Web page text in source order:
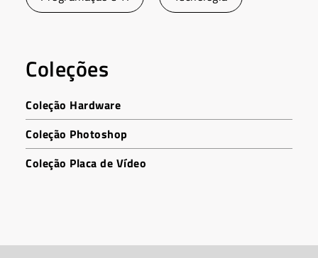
Coleções
Coleção Hardware
Coleção Photoshop
Coleção Placa de Vídeo